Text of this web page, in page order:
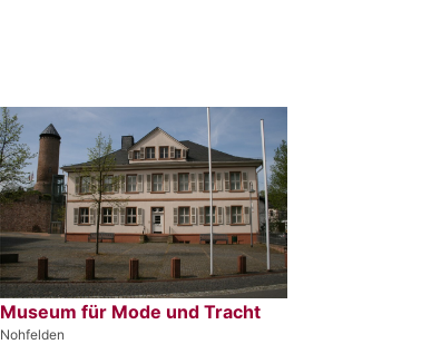
Museum für Mode und Tracht
Nohfelden